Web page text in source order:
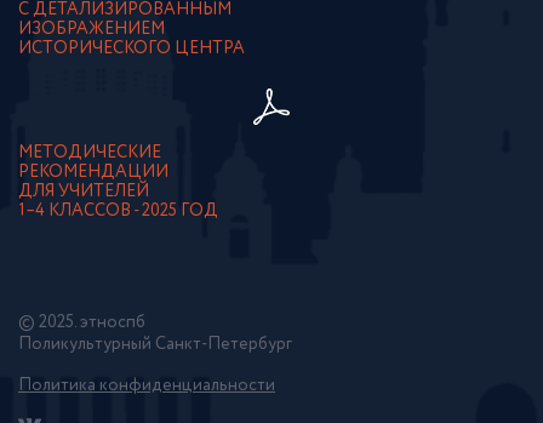
С ДЕТАЛИЗИРОВАННЫМ
ИЗОБРАЖЕНИЕМ
ИСТОРИЧЕСКОГО ЦЕНТРА
МЕТОДИЧЕСКИЕ
РЕКОМЕНДАЦИИ
ДЛЯ УЧИТЕЛЕЙ
1–4 КЛАССОВ - 2025 ГОД
© 2025. этноспб
Поликультурный Санкт-Петербург
Политика конфиденциальности